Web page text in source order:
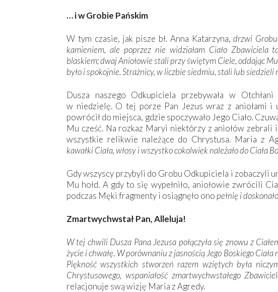
… i w Grobie Pańskim
W tym czasie, jak pisze bł. Anna Katarzyna,drzwi
kamieniem, ale poprzez nie widziałam Ciało Zbawiciela
blaskiem; dwaj Aniołowie stali przy świętym Ciele, oddając Mu
było i spokojnie. Strażnicy, w liczbie siedmiu, stali lub siedzieli
Dusza naszego Odkupiciela przebywała w
w niedzielę. O tej porze Pan Jezus wraz z aniołami i
powrócił do miejsca, gdzie spoczywało Jego Ciało.
Mu cześć. Na rozkaz Maryi niektórzy z aniołów zebrali
wszystkie relikwie należące do Chrystusa. Maria z
kawałki Ciała, włosy i wszystko cokolwiek należało do Ciała
Gdy wszyscy przybyli do Grobu Odkupiciela i zobaczyli
Mu hołd. A gdy to się wypełniło, aniołowie zwrócili
podczas Męki fragmenty i osiągnęło ono pełnię i
Zmartwychwstał Pan, Alleluja!
W tej chwili Dusza Pana Jezusa połączyła się znowu z
życie i chwałę. W porównaniu z jasnością Jego Boskiego
Piękność wszystkich stworzeń razem wziętych była
Chrystusowego, wspaniałość zmartwychwstałego
relacjonuje swą wizję Maria z Agredy.